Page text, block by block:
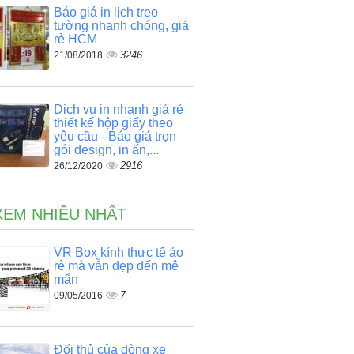
Báo giá in lịch treo
tường nhanh chóng, giá
rẻ HCM
21/08/2018 3246
Dịch vụ in nhanh giá rẻ
thiết kế hộp giấy theo
yêu cầu - Báo giá trọn
gói design, in ấn,...
26/12/2020 2916
NHIỀU NHẤT
VR Box kính thực tế ảo
rẻ mà vẫn đẹp đến mê
mẩn
09/05/2016 7
Đối thủ của dòng xe